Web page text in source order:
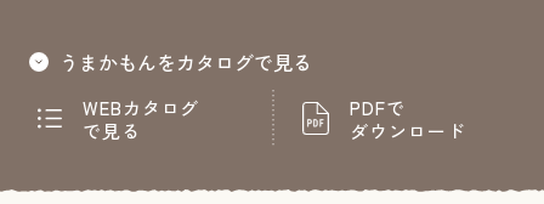
うまかもんをカタログで見る
WEBカタログ
で見る
PDFで
ダウンロード